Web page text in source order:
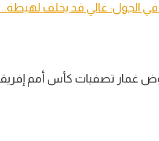
في الجول: غالي قد يخلف
كأس أمم إفريقيا 2019 في سبتمبر